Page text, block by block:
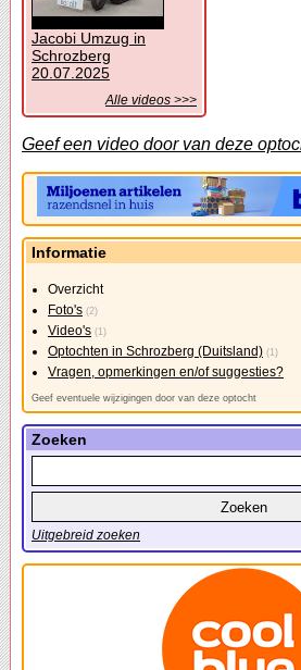
Jacobi Umzug in
Schrozberg
20.07.2025
Alle videos >>>
Geef een video door van deze
Informatie
Overzicht
Foto's (2)
Video's (1)
Optochten in Schrozberg (Duitsland) (1)
Vragen, opmerkingen en/of suggesties?
Geef eventuele wijzigingen door van deze optocht
Zoeken
Uitgebreid zoeken